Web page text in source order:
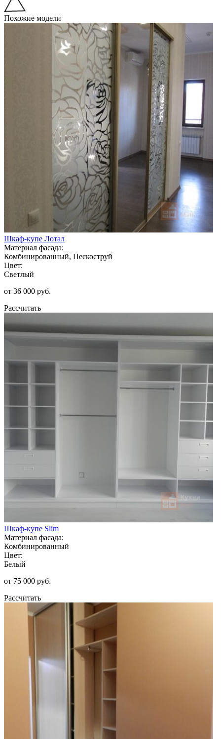
Похожие модели
Шкаф-купе Лотал
Материал фасада:
Комбинированный, Пескоструй
Цвет:
Светлый
от 36 000 руб.
Рассчитать
Шкаф-купе Slim
Материал фасада:
Комбинированный
Цвет:
Белый
от 75 000 руб.
Рассчитать